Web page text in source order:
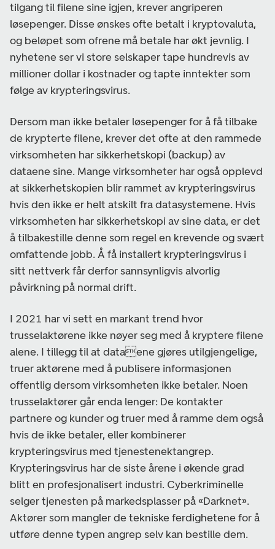
tilgang til filene sine igjen, krever angriperen
løsepenger. Disse ønskes ofte betalt i kryptovaluta,
og beløpet som ofrene må betale har økt jevnlig. I
nyhetene ser vi store selskaper tape hundrevis av
millioner dollar i kostnader og tapte inntekter som
følge av krypteringsvirus.
Dersom man ikke betaler løsepenger for å få tilbake
de krypterte filene, krever det ofte at den rammede
virksomheten har sikkerhetskopi (backup) av
dataene sine. Mange virksomheter har også opplevd
at sikkerhetskopien blir rammet av krypteringsvirus
hvis den ikke er helt atskilt fra datasystemene. Hvis
virksomheten har sikkerhetskopi av sine data, er det
å tilbakestille denne som regel en krevende og svært
omfattende jobb. Å få installert krypteringsvirus i
sitt nettverk får derfor sannsynligvis alvorlig
påvirkning på normal drift.
I 2021 har vi sett en markant trend hvor
trusselaktørene ikke nøyer seg med å kryptere filene
alene. I tillegg til at dataene gjøres utilgjengelige,
truer aktørene med å publisere informasjonen
offentlig dersom virksomheten ikke betaler. Noen
trusselaktører går enda lenger: De kontakter
partnere og kunder og truer med å ramme dem også
hvis de ikke betaler, eller kombinerer
krypteringsvirus med tjenestenektangrep.
Krypteringsvirus har de siste årene i økende grad
blitt en profesjonalisert industri. Cyberkriminelle
selger tjenesten på markedsplasser på «Darknet».
Aktører som mangler de tekniske ferdighetene for å
utføre denne typen angrep selv kan bestille dem.